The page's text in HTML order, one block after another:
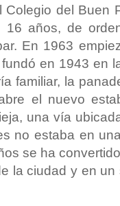
Colegio del Buen
16 años, de
En 1963
en 1943 en
familiar, la
el nuevo
una vía
no estaba en
se ha
la ciudad y en